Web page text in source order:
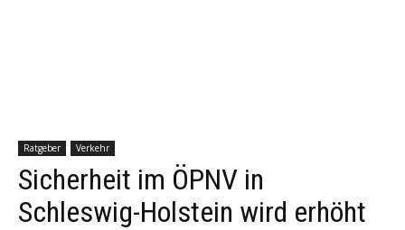
Ratgeber Verkehr
Sicherheit im ÖPNV in
Schleswig-Holstein wird erhöht